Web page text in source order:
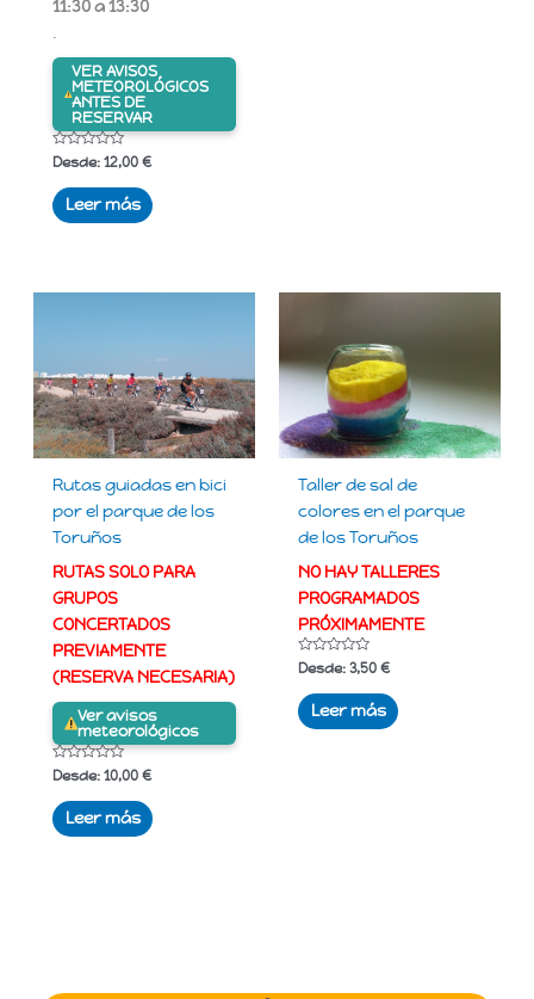
11:30 a 13:30
.
VER AVISOS
METEOROLÓGICOS
ANTES DE
RESERVAR
Valorado
con
de
5
Desde:12,00€
Leer más
Rutas guiadas en bici
por el parque de los
Toruños
RUTAS SOLO PARA
GRUPOS
CONCERTADOS
PREVIAMENTE
(RESERVA NECESARIA)
Ver avisos
meteorológicos
Valorado
con
de
5
Desde:10,00€
Leer más
Taller de sal de
colores en el parque
de los Toruños
NO HAY TALLERES
PROGRAMADOS
PRÓXIMAMENTE
Valorado
con
de
5
Desde:3,50€
Leer más